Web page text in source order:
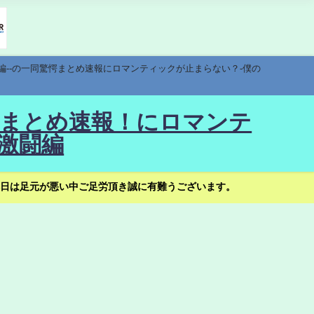
の一同驚愕まとめ速報にロマンティックが止まらない？-僕の
とめ速報！にロマンテ
闘編
足元が悪い中ご足労頂き誠に有難うございます。